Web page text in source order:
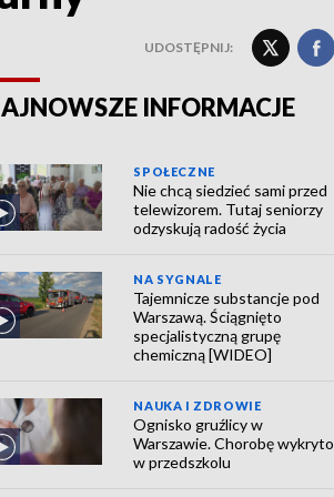
UDOSTĘPNIJ:
INFORMACJE
SPOŁECZNE
Nie chcą siedzieć sami przed
telewizorem. Tutaj seniorzy
odzyskują radość życia
NA SYGNALE
Tajemnicze substancje pod
Warszawą. Ściągnięto
specjalistyczną grupę
chemiczną [WIDEO]
NAUKA I ZDROWIE
Ognisko gruźlicy w
Warszawie. Chorobę wykryto
w przedszkolu